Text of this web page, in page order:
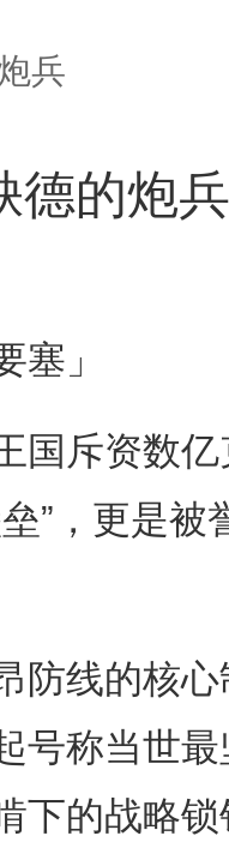
兵
德的炮
」
斥资数亿
”，更是
线的核心
号称当世
下的战略锁